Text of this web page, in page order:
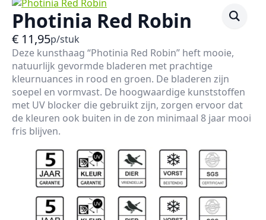
Photinia Red Robin
€ 11,95p/stuk
Deze kunsthaag “Photinia Red Robin” heft mooie,
natuurlijk gevormde bladeren met prachtige
kleurnuances in rood en groen. De bladeren zijn
soepel en vormvast. De hoogwaardige kunststoffen
met UV blocker die gebruikt zijn, zorgen ervoor dat
de kleuren ook buiten in de zon minimaal 8 jaar mooi
fris blijven.